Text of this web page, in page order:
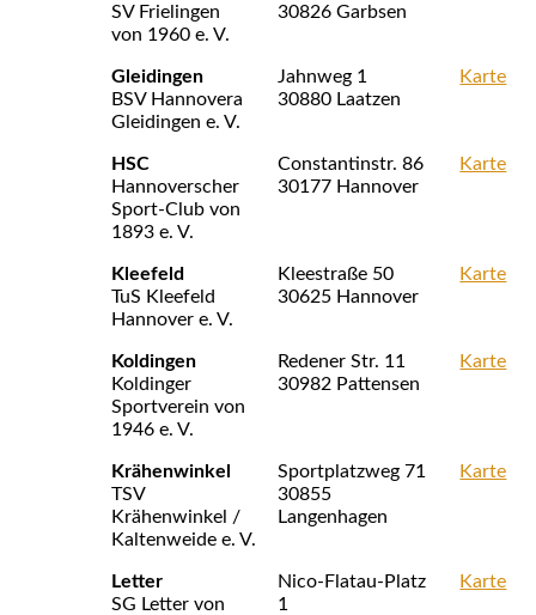
SV Frielingen
von 1960 e. V.
30826 Garbsen
Gleidingen
BSV Hannovera
Gleidingen e. V.
Jahnweg 1
30880 Laatzen
Karte
HSC
Hannoverscher
Sport-Club von
1893 e. V.
Constantinstr. 86
30177 Hannover
Karte
Kleefeld
TuS Kleefeld
Hannover e. V.
Kleestraße 50
30625 Hannover
Karte
Koldingen
Koldinger
Sportverein von
1946 e. V.
Redener Str. 11
30982 Pattensen
Karte
Krähenwinkel
TSV
Krähenwinkel /
Kaltenweide e. V.
Sportplatzweg 71
30855
Langenhagen
Karte
Letter
SG Letter von
Nico-Flatau-Platz
1
Karte